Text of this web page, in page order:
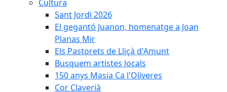
Cultura
Sant Jordi 2026
El gegantó Juanon, homenatge a Joan
Planas Mir
Els Pastorets de Lliçà d'Amunt
Busquem artistes locals
150 anys Masia Ca l'Oliveres
Cor Claverià